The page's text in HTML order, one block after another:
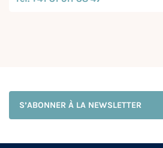
S’ABONNER À LA NEWSLETTER